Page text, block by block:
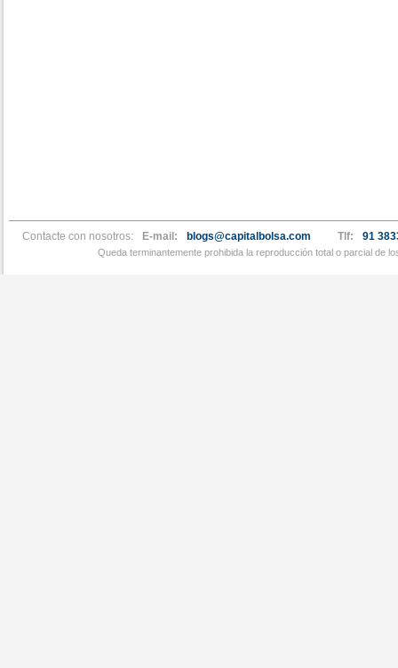
Contacte con nosotros: E-mail: blogs@capitalbolsa.com Tlf: 91
Queda terminantemente prohibida la reproducción total o parcial de